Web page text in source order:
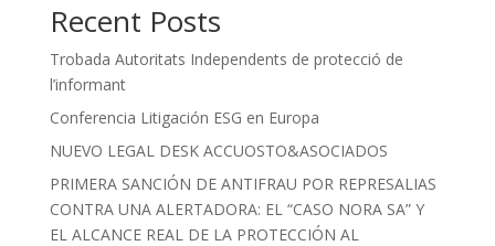
Recent Posts
Trobada Autoritats Independents de protecció de
l’informant
Conferencia Litigación ESG en Europa
NUEVO LEGAL DESK ACCUOSTO&ASOCIADOS
PRIMERA SANCIÓN DE ANTIFRAU POR REPRESALIAS
CONTRA UNA ALERTADORA: EL “CASO NORA SA” Y
EL ALCANCE REAL DE LA PROTECCIÓN AL